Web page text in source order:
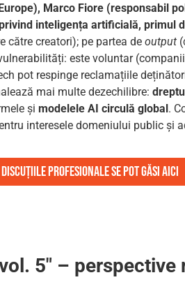
Marco Fiore (responsabil
inteligența artificială, primul
către creatori); pe partea de output
este voluntar
pot respinge reclamațiile
mai multe dezechilibre:
și modelele AI circulă global.
interesele domeniului public și
Discuțiile profesionale se pot găsi aici
5″ – perspective